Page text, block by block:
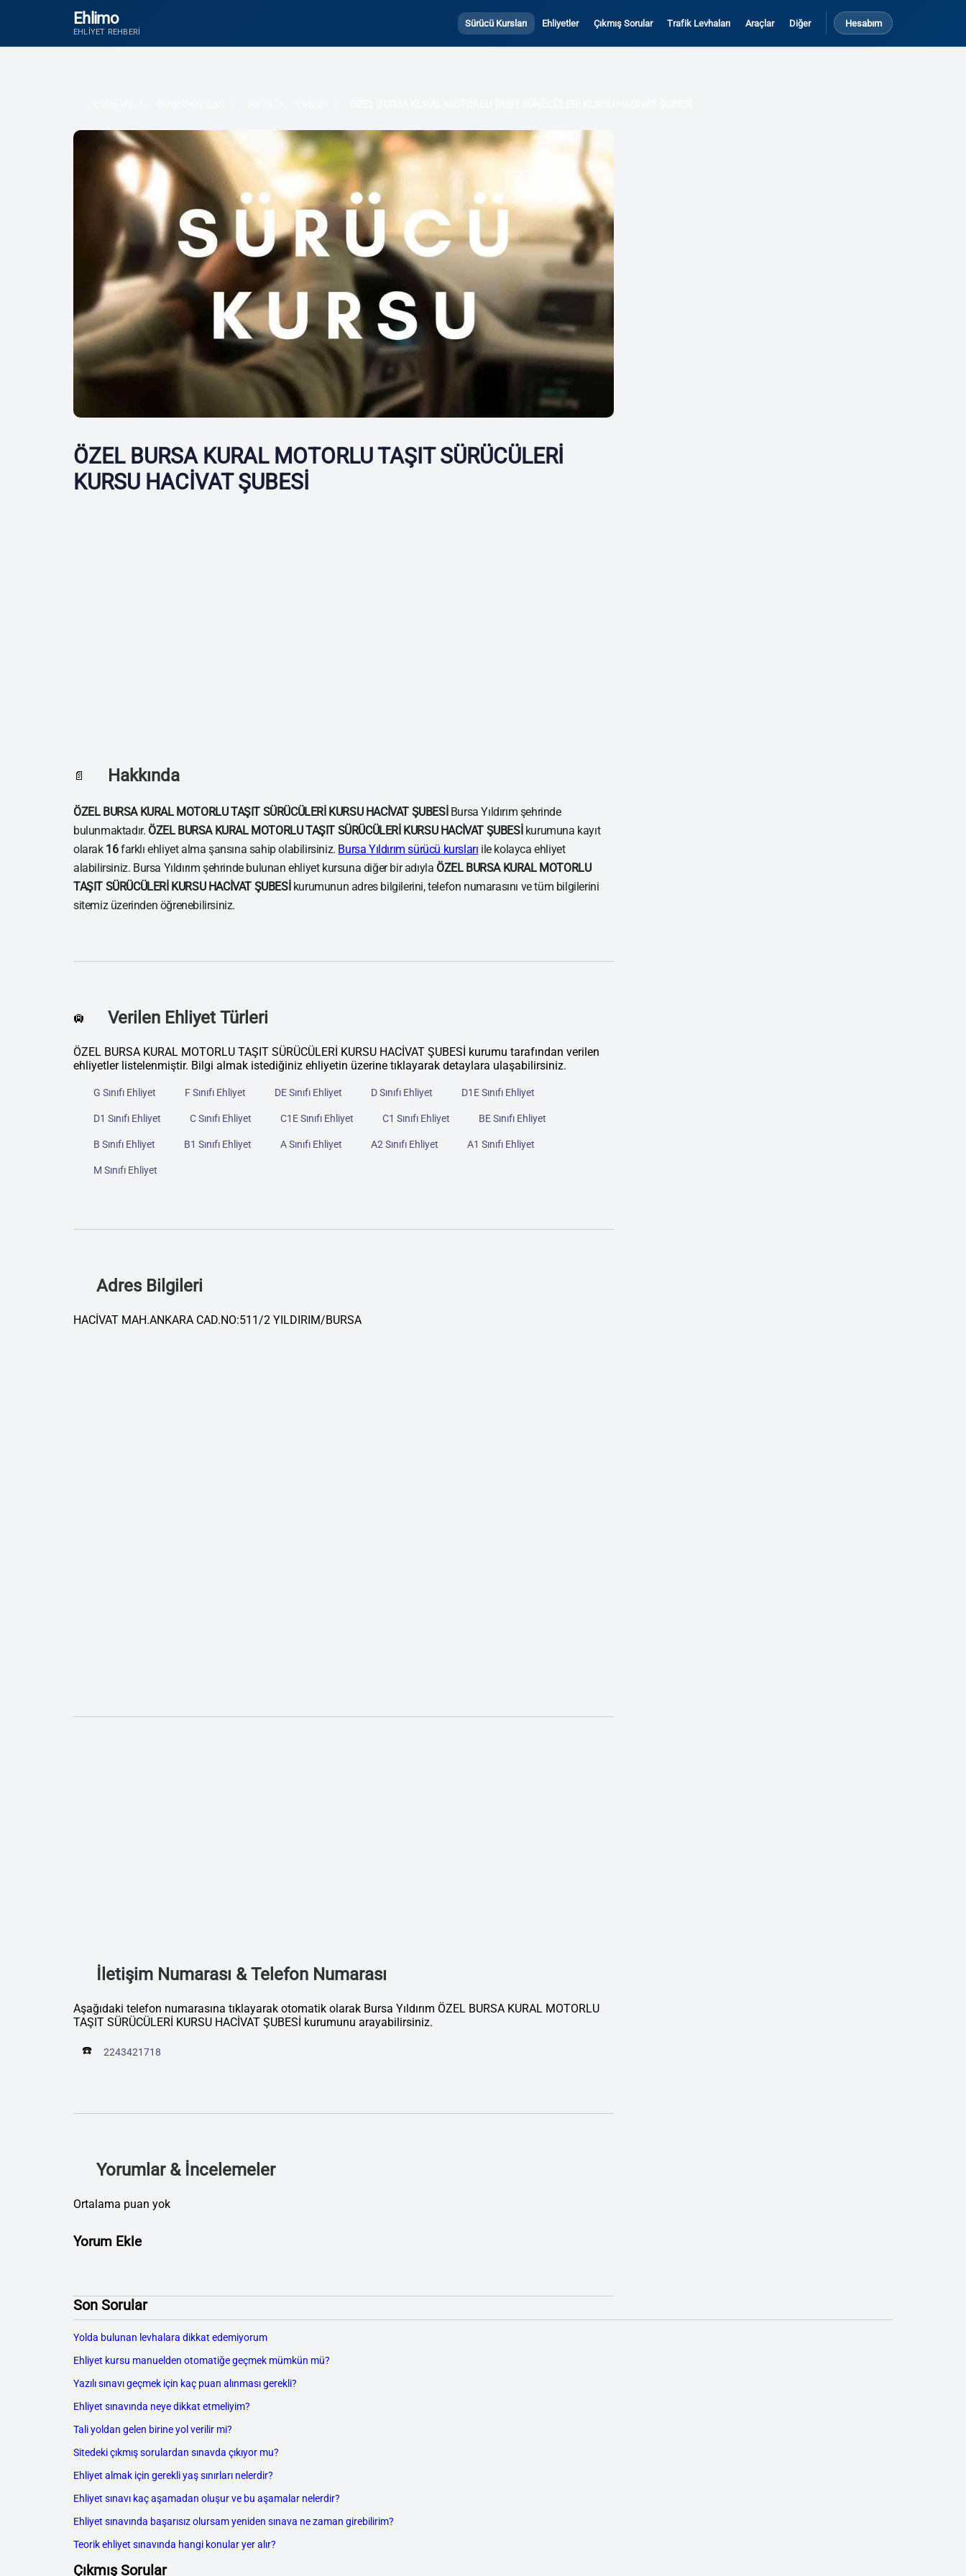
Ehlimo
EHLIYET REHBERI
Sürücü Kursları Ehliyetler Çıkmış Sorular Trafik Levhaları Araçlar Diğer Hesabım
ÖZEL BURSA KURAL MOTORLU TAŞIT SÜRÜCÜLERİ
KURSU HACİVAT ŞUBESİ
📄 Hakkında
ÖZEL BURSA KURAL MOTORLU TAŞIT SÜRÜCÜLERİ KURSU HACİVAT ŞUBESİBursa Yıldırım şehrinde
bulunmaktadır. ÖZEL BURSA KURAL MOTORLU TAŞIT SÜRÜCÜLERİ KURSU HACİVAT ŞUBESİkurumuna kayıt
olarak 16farklı ehliyet alma şansına sahip olabilirsiniz. Bursa Yıldırım sürücü kursları ile kolayca ehliyet
alabilirsiniz. Bursa Yıldırım şehrinde bulunan ehliyet kursuna diğer bir adıyla ÖZEL BURSA KURAL MOTORLU
TAŞIT SÜRÜCÜLERİ KURSU HACİVAT ŞUBESİkurumunun adres bilgilerini, telefon numarasını ve tüm bilgilerini
sitemiz üzerinden öğrenebilirsiniz.
🛄 Verilen Ehliyet Türleri
ÖZEL BURSA KURAL MOTORLU TAŞIT SÜRÜCÜLERİ KURSU HACİVAT ŞUBESİ kurumu tarafından verilen
ehliyetler listelenmiştir. Bilgi almak istediğiniz ehliyetin üzerine tıklayarak detaylara ulaşabilirsiniz.
G Sınıfı Ehliyet F Sınıfı Ehliyet DE Sınıfı Ehliyet D Sınıfı Ehliyet D1E Sınıfı Ehliyet
D1 Sınıfı Ehliyet C Sınıfı Ehliyet C1E Sınıfı Ehliyet C1 Sınıfı Ehliyet BE Sınıfı Ehliyet
B Sınıfı Ehliyet B1 Sınıfı Ehliyet A Sınıfı Ehliyet A2 Sınıfı Ehliyet A1 Sınıfı Ehliyet
M Sınıfı Ehliyet
Adres Bilgileri
HACİVAT MAH.ANKARA CAD.NO:511/2 YILDIRIM/BURSA
İletişim Numarası & Telefon Numarası
Aşağıdaki telefon numarasına tıklayarak otomatik olarak Bursa Yıldırım ÖZEL BURSA KURAL MOTORLU
TAŞIT SÜRÜCÜLERİ KURSU HACİVAT ŞUBESİ kurumunu arayabilirsiniz.
☎️ 2243421718
Yorumlar & İncelemeler
Ortalama puan yok
Yorum Ekle
Son Sorular
Yolda bulunan levhalara dikkat edemiyorum
Ehliyet kursu manuelden otomatiğe geçmek mümkün mü?
Yazılı sınavı geçmek için kaç puan alınması gerekli?
Ehliyet sınavında neye dikkat etmeliyim?
Tali yoldan gelen birine yol verilir mi?
Sitedeki çıkmış sorulardan sınavda çıkıyor mu?
Ehliyet almak için gerekli yaş sınırları nelerdir?
Ehliyet sınavı kaç aşamadan oluşur ve bu aşamalar nelerdir?
Ehliyet sınavında başarısız olursam yeniden sınava ne zaman girebilirim?
Teorik ehliyet sınavında hangi konular yer alır?
Çıkmış Sorular